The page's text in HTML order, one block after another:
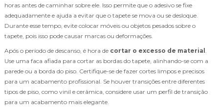
horas antes de caminhar sobre ele. Isso permite que o adesivo se fixe
adequadamente e ajuda a evitar que o tapete se mova ou se desloque.
Durante esse tempo, evite colocar móveis ou objetos pesados sobre o
tapete, pois isso pode causar marcas ou deformações.
Após o período de descanso, é hora de cortar o excesso de material
Use uma faca afiada para cortar as bordas do tapete, alinhando-se com a
parede ou a borda do piso. Certifique-se de fazer cortes limpos e precisos
para um acabamento profissional. Se houver transições entre diferentes
tipos de piso, como vinil e cerâmica, considere usar um perfil de transição
para um acabamento mais elegante.